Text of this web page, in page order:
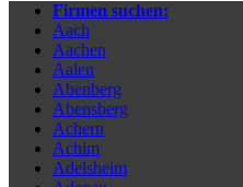
Firmen suchen:
Aach
Aachen
Aalen
Abenberg
Abensberg
Achern
Achim
Adelsheim